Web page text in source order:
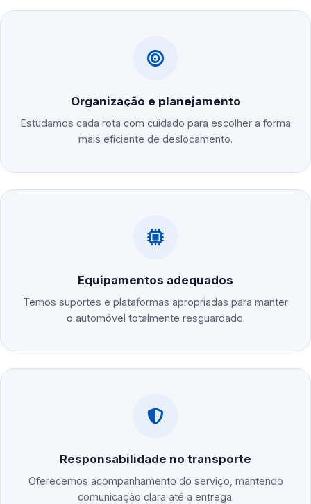
Organização e planejamento
Estudamos cada rota com cuidado para escolher a forma
mais eficiente de deslocamento.
Equipamentos adequados
Temos suportes e plataformas apropriadas para manter
o automóvel totalmente resguardado.
Responsabilidade no transporte
Oferecemos acompanhamento do serviço, mantendo
comunicação clara até a entrega.